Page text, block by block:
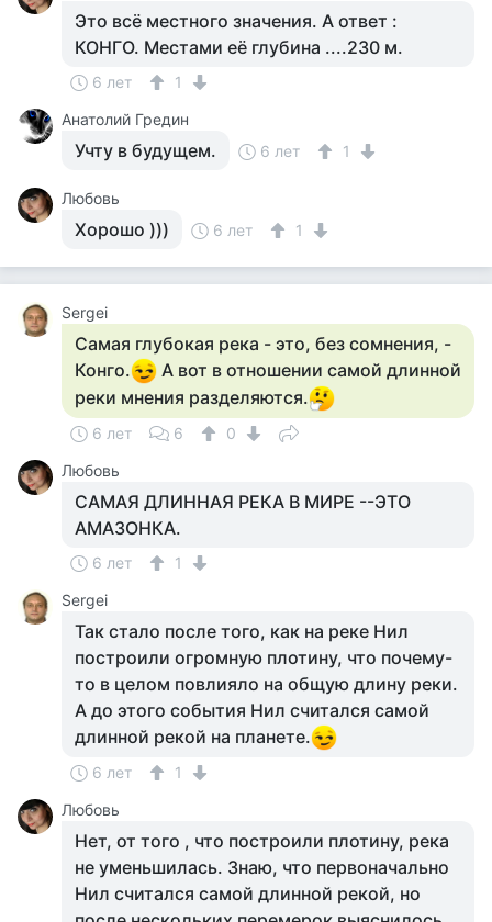
Это всё местного значения. А ответ :
КОНГО. Местами её глубина ....230 м.
6 лет
1
Анатолий Гредин
Учту в будущем. 6 лет 1
Любовь
Хорошо ))) 6 лет 1
Sergei
Самая глубокая река - это, без сомнения, -
Конго.
А вот в отношении самой длинной
реки мнения разделяются.
6 лет 6
0
Любовь
САМАЯ ДЛИННАЯ РЕКА В МИРЕ --ЭТО
АМАЗОНКА.
6 лет
1
Sergei
Так стало после того, как на реке Нил
построили огромную плотину, что почему-
то в целом повлияло на общую длину реки.
А до этого события Нил считался самой
длинной рекой на планете.
6 лет
1
Любовь
Нет, от того , что построили плотину, река
не уменьшилась. Знаю, что первоначально
Нил считался самой длинной рекой, но